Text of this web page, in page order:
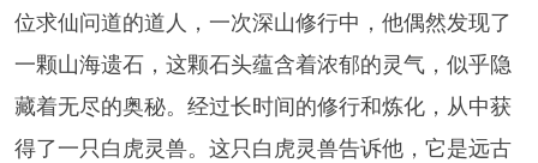
位求仙问道的道人，一次深山修行中，他偶然发现了
一颗山海遗石，这颗石头蕴含着浓郁的灵气，似乎隐
藏着无尽的奥秘。经过长时间的修行和炼化，从中获
得了一只白虎灵兽。这只白虎灵兽告诉他，它是远古